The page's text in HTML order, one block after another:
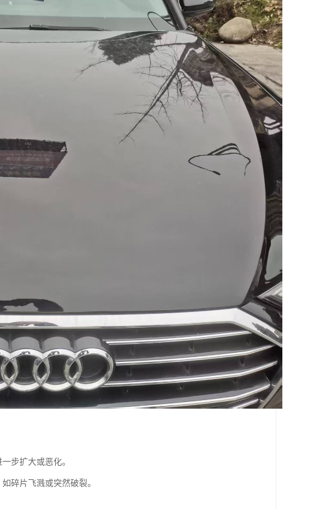
步扩大或恶化。
碎片飞溅或突然破裂。